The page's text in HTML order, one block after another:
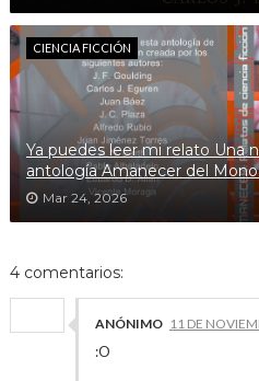
CIENCIA FICCIÓN
Ya puedes leer mi relato Una
antología Amanecer del
Mar 24, 2026
4 comentarios:
ANÓNIMO 11 DE
:O